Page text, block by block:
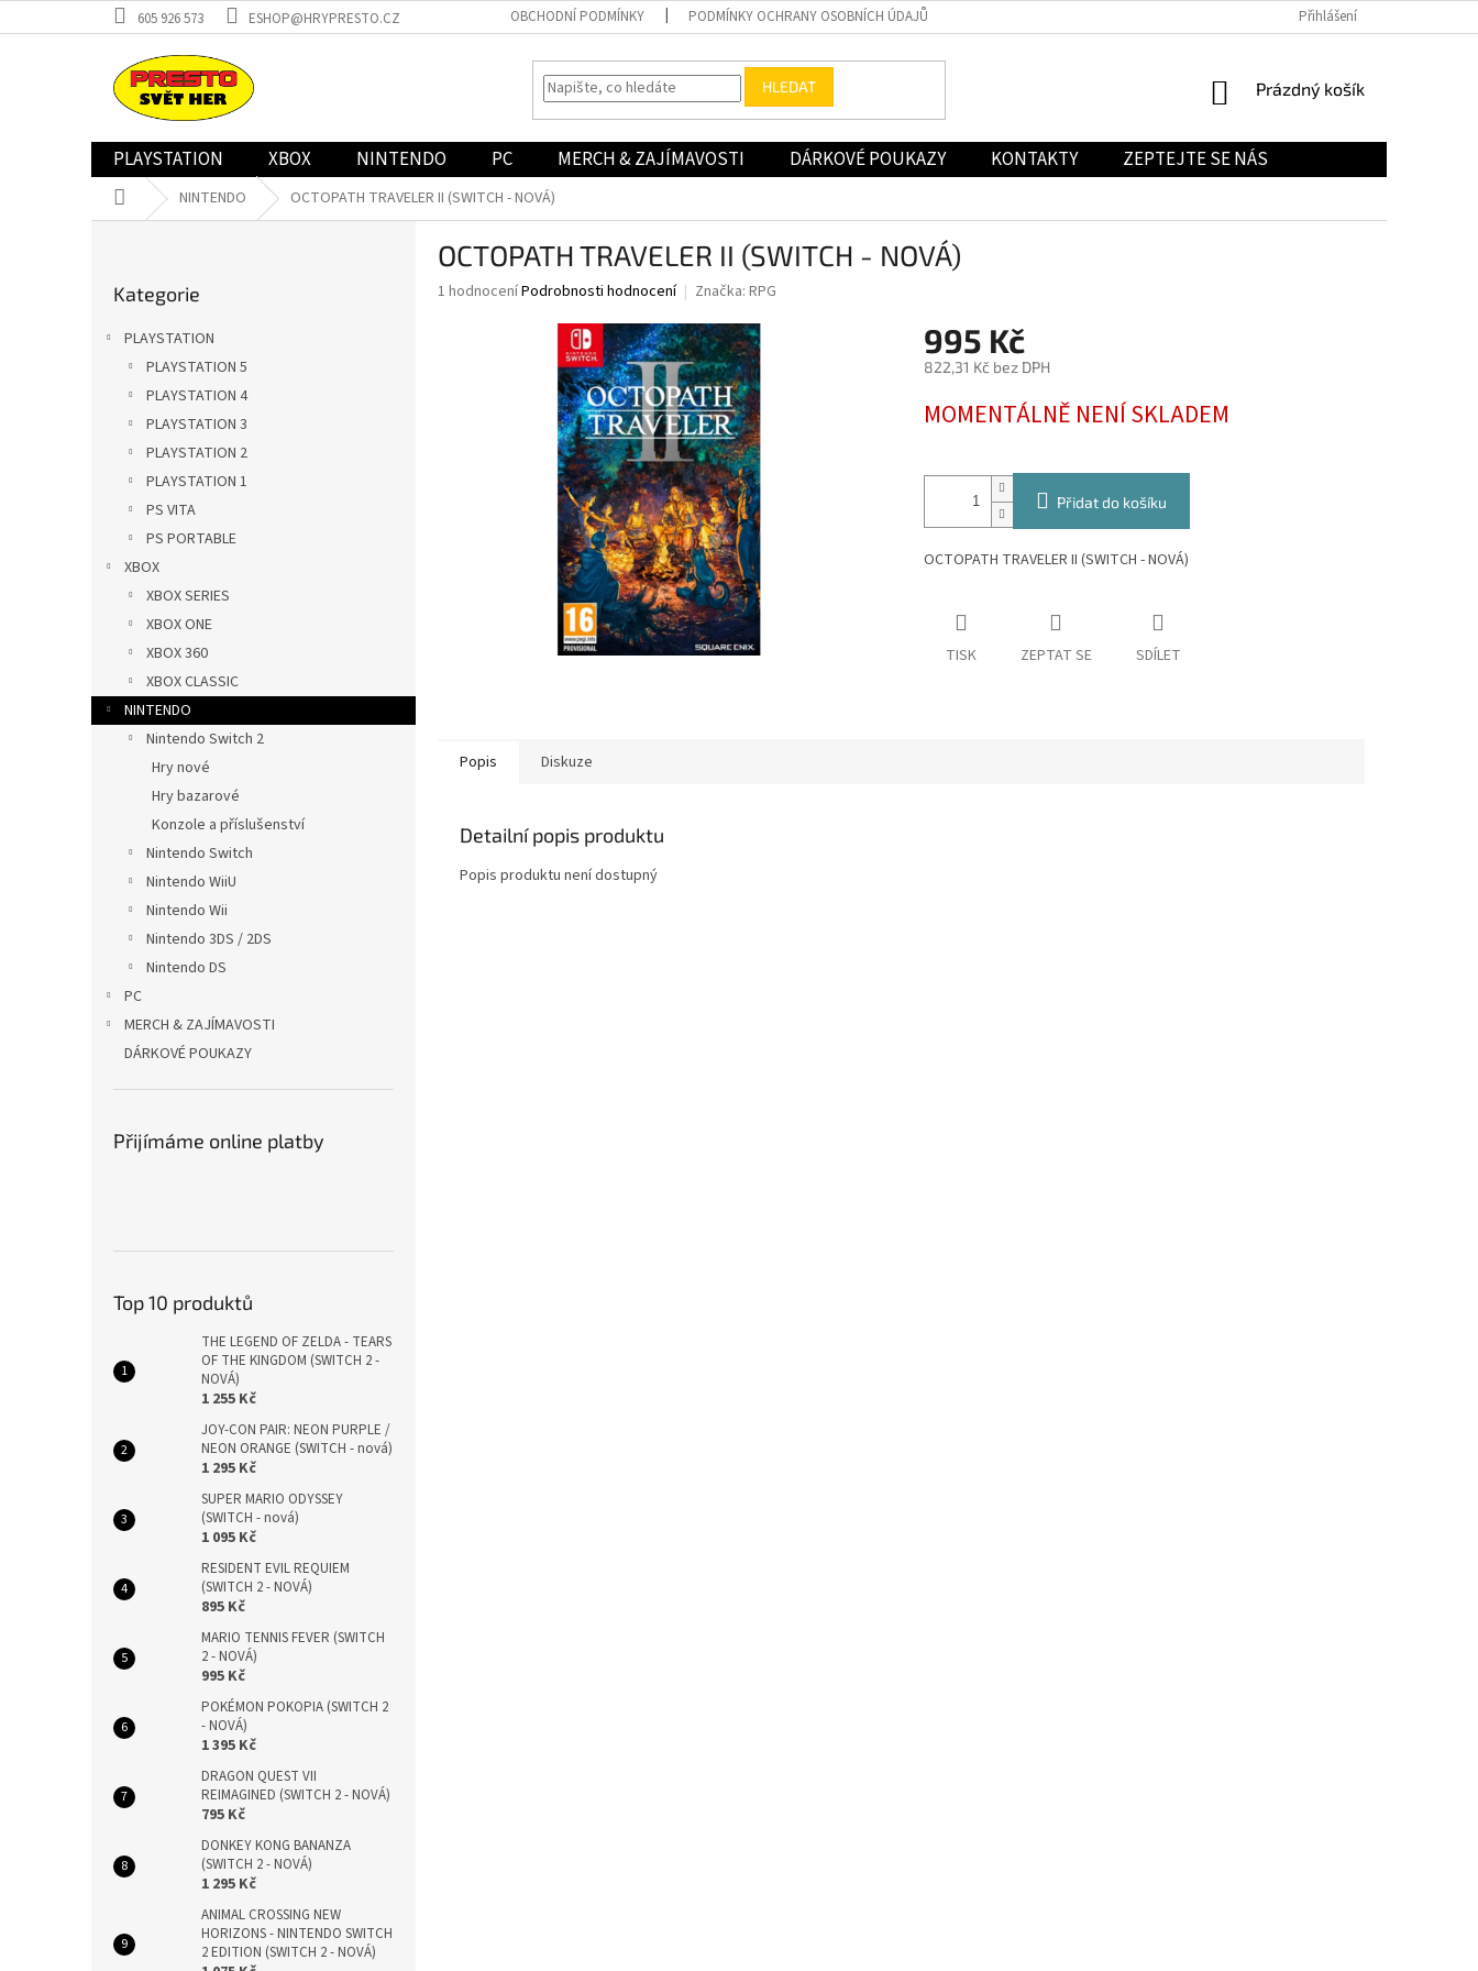
na
605 926 573 ESHOP@HRYPRESTO.CZ OBCHODNÍ PODMÍNKY PODMÍNKY OCHRANY OSOBNÍCH ÚDAJŮ Přihlášení
HLEDAT
NÁKUPNÍ
Prázdný košík
PLAYSTATION XBOX NINTENDO PC MERCH & ZAJÍMAVOSTI DÁRKOVÉ POUKAZY KONTAKTY ZEPTEJTE SE NÁS
Domů NINTENDO OCTOPATH TRAVELER II (SWITCH - NOVÁ)
kategorie
Kategorie
PLAYSTATION
PLAYSTATION 5
PLAYSTATION 4
PLAYSTATION 3
PLAYSTATION 2
PLAYSTATION 1
PS VITA
PS PORTABLE
XBOX
XBOX SERIES
XBOX ONE
XBOX 360
XBOX CLASSIC
NINTENDO
Nintendo Switch 2
Hry nové
Hry bazarové
Konzole a příslušenství
Nintendo Switch
Nintendo WiiU
Nintendo Wii
Nintendo 3DS / 2DS
Nintendo DS
PC
MERCH & ZAJÍMAVOSTI
DÁRKOVÉ POUKAZY
Přijímáme online platby
Top 10 produktů
THE LEGEND OF ZELDA - TEARS
OF THE KINGDOM (SWITCH 2 -
NOVÁ)
1 255 Kč
JOY-CON PAIR: NEON PURPLE /
NEON ORANGE (SWITCH - nová)
1 295 Kč
SUPER MARIO ODYSSEY
(SWITCH - nová)
1 095 Kč
RESIDENT EVIL REQUIEM
(SWITCH 2 - NOVÁ)
895 Kč
MARIO TENNIS FEVER (SWITCH
2 - NOVÁ)
995 Kč
POKÉMON POKOPIA (SWITCH 2
- NOVÁ)
1 395 Kč
DRAGON QUEST VII
REIMAGINED (SWITCH 2 - NOVÁ)
795 Kč
DONKEY KONG BANANZA
(SWITCH 2 - NOVÁ)
1 295 Kč
ANIMAL CROSSING NEW
HORIZONS - NINTENDO SWITCH
2 EDITION (SWITCH 2 - NOVÁ)
OCTOPATH TRAVELER II (SWITCH - NOVÁ)
Průměrné
1 hodnoceníPodrobnosti hodnocení Značka: RPG
995 Kč
822,31 Kč bez DPH
cena:
MOMENTÁLNĚ NENÍ SKLADEM
Přidat do košíku
OCTOPATH TRAVELER II (SWITCH - NOVÁ)
TISK ZEPTAT SE SDÍLET
Popis Diskuze
Detailní popis produktu
Popis produktu není dostupný